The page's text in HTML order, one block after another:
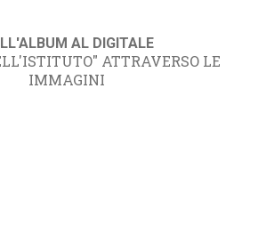
AL DIGITALE
ATTRAVERSO LE
IMMAGINI